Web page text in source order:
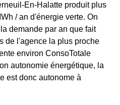
En-Halatte produit plus
/ an d'énergie verte. On
demande par an que fait
de l'agence la plus proche
environ ConsoTotale
autonomie énergétique, la
est donc autonome à